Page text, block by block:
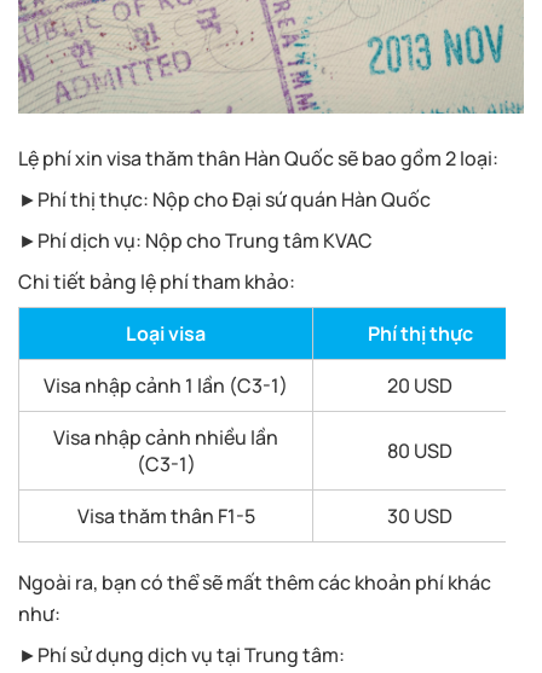
Lệ phí xin visa thăm thân Hàn Quốc sẽ bao gồm 2 loại:
►Phí thị thực: Nộp cho Đại sứ quán Hàn Quốc
►Phí dịch vụ: Nộp cho Trung tâm KVAC
Chi tiết bảng lệ phí tham khảo:
Loại visa
Phí thị thực
Visa nhập cảnh 1 lần (C3-1)
20 USD
Visa nhập cảnh nhiều lần
(C3-1)
80 USD
Visa thăm thân F1-5 30 USD
Ngoài ra, bạn có thể sẽ mất thêm các khoản phí khác
như:
►Phí sử dụng dịch vụ tại Trung tâm: